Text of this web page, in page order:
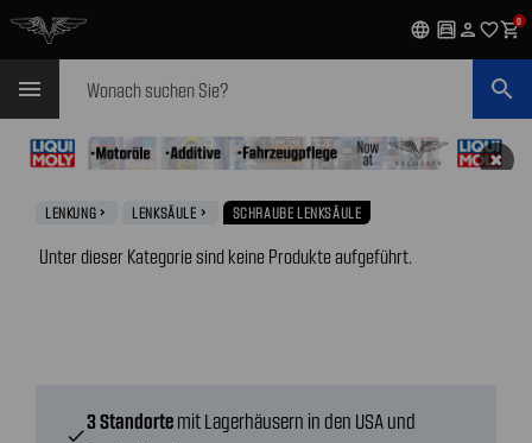
language garage person favorite_outlineshopping_cart0
menu search
✖
LENKUNG navigate_next LENKSÄULE navigate_next SCHRAUBE LENKSÄULE
Unter dieser Kategorie sind keine Produkte aufgeführt.
check
3 Standorte mit Lagerhäusern in den USA und